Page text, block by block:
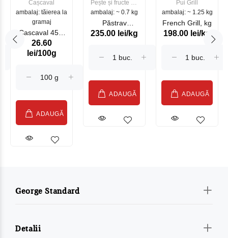
Cașcaval
ambalaj: tăierea la
gramaj
Cascaval 45%
Maasdam
Sublime Cow
26.60
lei/100g
ADAUGĂ
Pește și fructe de
mare
ambalaj: ~ 0.7 kg
Păstrav
Somonat
235.00 lei/kg
ADAUGĂ
Pui Grill
ambalaj: ~ 1.25 kg
French Grill, kg
198.00 lei/kg
ADAUGĂ
George Standard
Detalii